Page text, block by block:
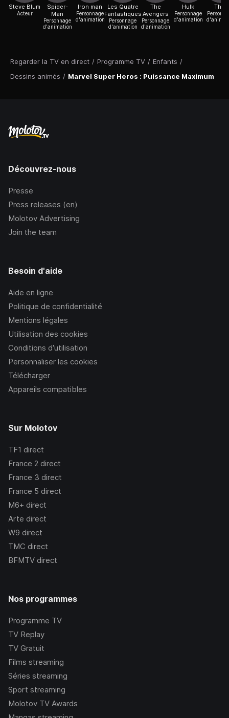
Regarder la TV en direct / Programme TV / Enfants /
Dessins animés / Marvel Super Heros : Puissance Maximum
Steve Blum
Acteur
Spider-
Man
Personnage
d'animation
Iron man
Personnage
d'animation
Les Quatre
Fantastiques
Personnage
d'animation
The
Avengers
Personnage
d'animation
Hulk
Personnage
d'animation
Thor
Découvrez-nous
Presse
Press releases (en)
Molotov Advertising
Join the team
Besoin d'aide
Aide en ligne
Politique de confidentialité
Mentions légales
Utilisation des cookies
Conditions d’utilisation
Personnaliser les cookies
Télécharger
Appareils compatibles
Sur Molotov
TF1 direct
France 2 direct
France 3 direct
France 5 direct
M6+ direct
Arte direct
W9 direct
TMC direct
BFMTV direct
Nos programmes
Programme TV
TV Replay
TV Gratuit
Films streaming
Séries streaming
Sport streaming
Molotov TV Awards